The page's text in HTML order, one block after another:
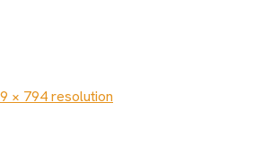
× 794 resolution